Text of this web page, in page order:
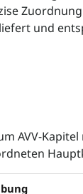
und
AVV-